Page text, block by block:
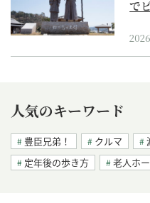
で
人気のキーワード
豊臣兄弟！ クルマ
定年後の歩き方
老人ホ